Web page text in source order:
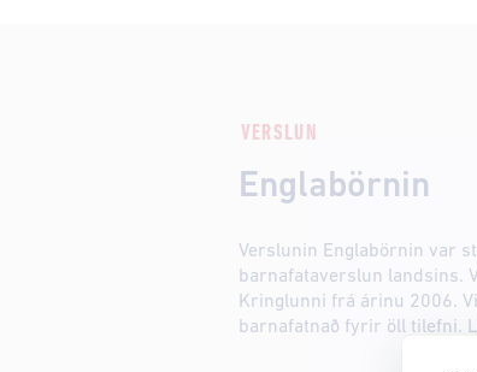
VERSLUN
Englabörnin
Verslunin Englabörnin var
barnafataverslun landsins.
Kringlunni frá árinu 2006.
barnafatnað fyrir öll tilefni.